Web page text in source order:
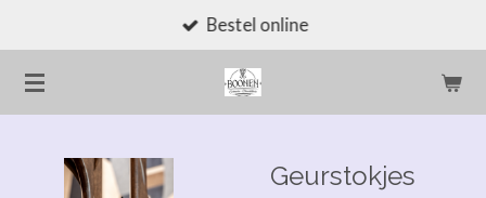
direct
naar
de
Bestel online
Geurstokjes